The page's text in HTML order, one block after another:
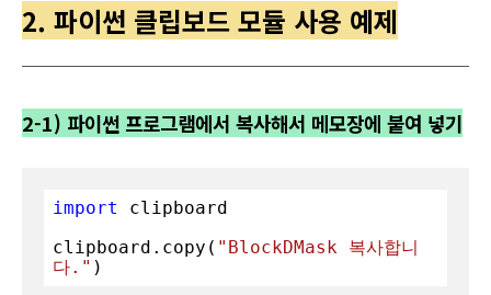
2. 파이썬 클립보드 모듈 사용 예제
2-1) 파이썬 프로그램에서 복사해서 메모장에 붙여 넣기
import
clipboard
clipboard.copy( "BlockDMask 복사합니
다." )